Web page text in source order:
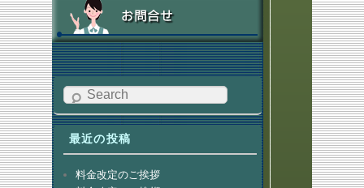
Search
最近の投稿
料金改定のご挨拶